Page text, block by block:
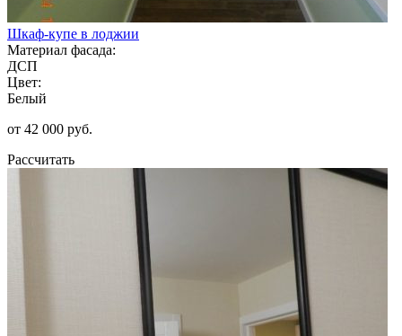
Шкаф-купе в лоджии
Материал фасада:
ДСП
Цвет:
Белый
от 42 000 руб.
Рассчитать